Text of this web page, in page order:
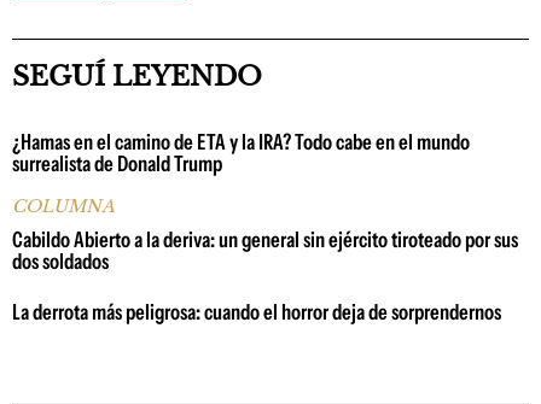
SEGUÍ LEYENDO
¿Hamas en el camino de ETA y la IRA? Todo cabe en el mundo
surrealista de Donald Trump
COLUMNA
Cabildo Abierto a la deriva: un general sin ejército tiroteado por sus
dos soldados
La derrota más peligrosa: cuando el horror deja de sorprendernos